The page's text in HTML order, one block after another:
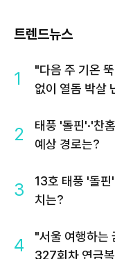
트렌드뉴스
1
"다음 주 기온
없이 열돔 박살
2
태풍 '돌핀'·'찬
예상 경로는?
3
13호 태풍 '돌핀
치는?
4
"서울 여행하는
327회차 연금